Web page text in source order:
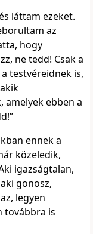
láttam ezeket.
az
hogy
ne tedd! Csak a
testvéreidnek is,
amelyek ebben a
ennek a
közeledik,
igazságtalan,
gonosz,
legyen
továbbra is